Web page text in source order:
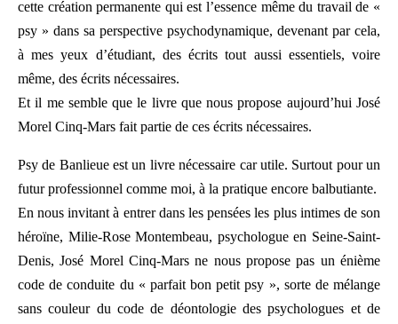
cette création permanente qui est l’essence même du travail de «
psy » dans sa perspective psychodynamique, devenant par cela,
à mes yeux d’étudiant, des écrits tout aussi essentiels, voire
même, des écrits nécessaires.
Et il me semble que le livre que nous propose aujourd’hui José
Morel Cinq-Mars fait partie de ces écrits nécessaires.
Psy de Banlieue est un livre nécessaire car utile. Surtout pour un
futur professionnel comme moi, à la pratique encore balbutiante.
En nous invitant à entrer dans les pensées les plus intimes de son
héroïne, Milie-Rose Montembeau, psychologue en Seine-Saint-
Denis, José Morel Cinq-Mars ne nous propose pas un énième
code de conduite du « parfait bon petit psy », sorte de mélange
sans couleur du code de déontologie des psychologues et de